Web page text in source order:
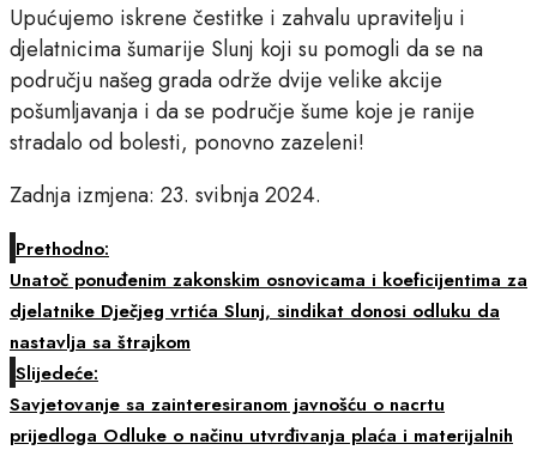
Upućujemo iskrene čestitke i zahvalu upravitelju i
djelatnicima šumarije Slunj koji su pomogli da se na
području našeg grada održe dvije velike akcije
pošumljavanja i da se područje šume koje je ranije
stradalo od bolesti, ponovno zazeleni!
Zadnja izmjena: 23. svibnja 2024.
Prethodno:
Unatoč ponuđenim zakonskim osnovicama i koeficijentima za
djelatnike Dječjeg vrtića Slunj, sindikat donosi odluku da
nastavlja sa štrajkom
Slijedeće:
Savjetovanje sa zainteresiranom javnošću o nacrtu
prijedloga Odluke o načinu utvrđivanja plaća i materijalnih